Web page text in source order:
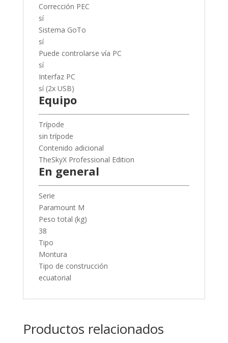
Corrección PEC
sí
Sistema GoTo
sí
Puede controlarse vía PC
sí
Interfaz PC
sí (2x USB)
Equipo
Trípode
sin trípode
Contenido adicional
TheSkyX Professional Edition
En general
Serie
Paramount M
Peso total (kg)
38
Tipo
Montura
Tipo de construcción
ecuatorial
Productos relacionados